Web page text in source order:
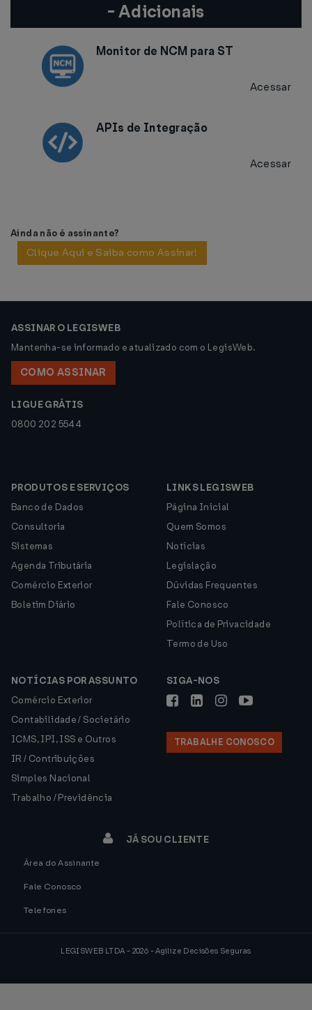
- Adicionais
Monitor de NCM para ST
Acessar
APIs de Integração
Acessar
Ainda não é assinante?
Clique Aqui e Saiba como Assinar!
ASSINAR O LEGISWEB
Mantenha-se informado e atualizado com o LegisWeb.
COMO ASSINAR
LIGUE GRÁTIS
0800 202 5544
PRODUTOS E SERVIÇOS
Banco de Dados
Consultoria
Sistemas
Agenda Tributária
Comércio Exterior
Boletim Diário
LINKS LEGISWEB
Página Inicial
Quem Somos
Notícias
Legislação
Dúvidas Frequentes
Fale Conosco
Política de Privacidade
Termo de Uso
NOTÍCIAS POR ASSUNTO
Comércio Exterior
Contabilidade / Societário
ICMS, IPI, ISS e Outros
IR / Contribuições
Simples Nacional
Trabalho / Previdência
SIGA-NOS
TRABALHE CONOSCO
JÁ SOU CLIENTE
Área do Assinante
Fale Conosco
Telefones
LEGISWEB LTDA - 2026 - Agilize Decisões Seguras